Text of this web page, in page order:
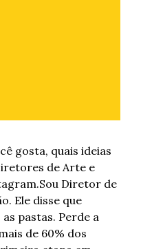
gosta, quais ideias
de Arte e
Sou Diretor de
Ele disse que
pastas. Perde a
de 60% dos